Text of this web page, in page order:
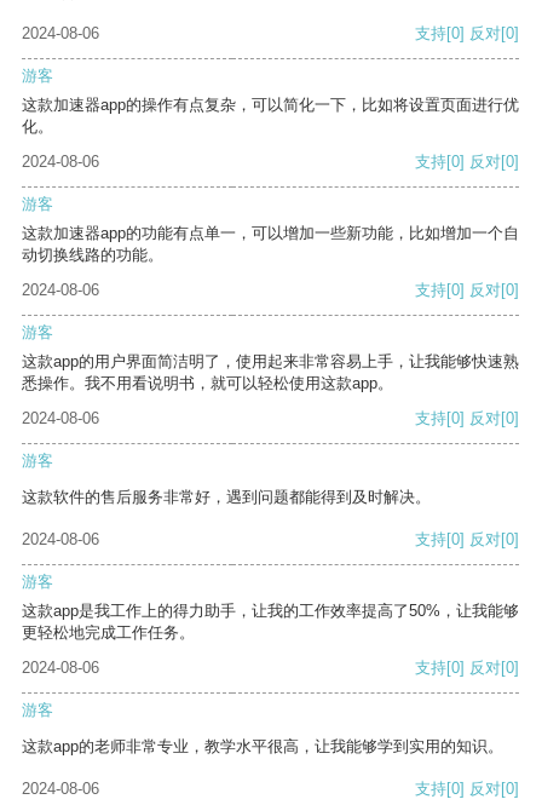
2024-08-06 支持[0] 反对[0]
游客
这款加速器app的操作有点复杂，可以简化一下，比如将设置页面进行优
化。
2024-08-06
支持[0] 反对[0]
游客
这款加速器app的功能有点单一，可以增加一些新功能，比如增加一个自
动切换线路的功能。
2024-08-06
支持[0] 反对[0]
游客
这款app的用户界面简洁明了，使用起来非常容易上手，让我能够快速熟
悉操作。我不用看说明书，就可以轻松使用这款app。
2024-08-06
支持[0] 反对[0]
游客
这款软件的售后服务非常好，遇到问题都能得到及时解决。
2024-08-06 支持[0] 反对[0]
游客
这款app是我工作上的得力助手，让我的工作效率提高了50%，让我能够
更轻松地完成工作任务。
2024-08-06
支持[0] 反对[0]
游客
这款app的老师非常专业，教学水平很高，让我能够学到实用的知识。
2024-08-06 支持[0] 反对[0]